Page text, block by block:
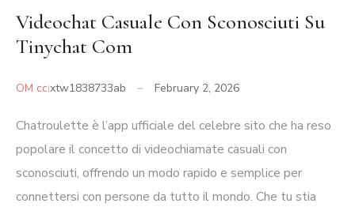
Videochat Casuale Con Sconosciuti Su
Tinychat Com
OM cc xtw1838733ab February 2, 2026
Chatroulette è l’app ufficiale del celebre sito che ha reso
popolare il concetto di videochiamate casuali con
sconosciuti, offrendo un modo rapido e semplice per
connettersi con persone da tutto il mondo. Che tu stia